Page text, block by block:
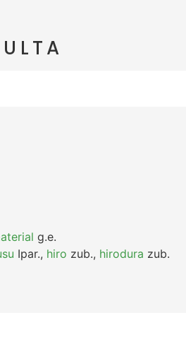
g.e.
Ipar., hiro zub., hirodura zub.